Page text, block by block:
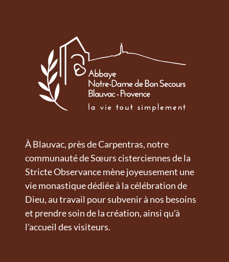
À Blauvac, près de Carpentras, notre
communauté de Sœurs cisterciennes de la
Stricte Observance mène joyeusement une
vie monastique dédiée à la célébration de
Dieu, au travail pour subvenir à nos besoins
et prendre soin de la création, ainsi qu'à
l'accueil des visiteurs.